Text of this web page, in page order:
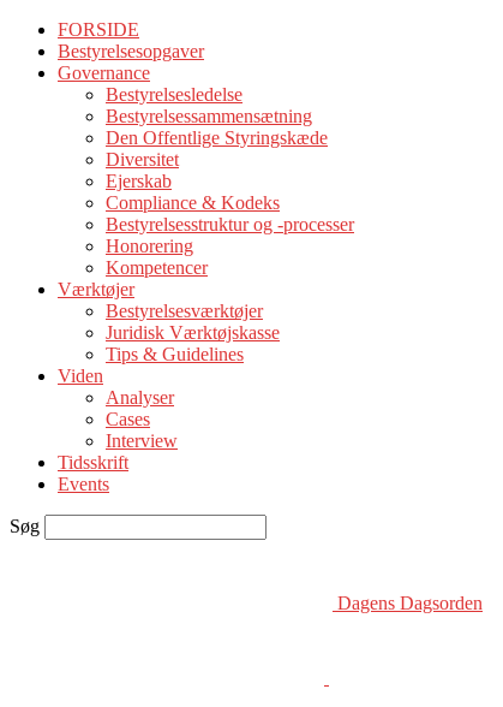
FORSIDE
Bestyrelsesopgaver
Governance
Bestyrelsesledelse
Bestyrelsessammensætning
Den Offentlige Styringskæde
Diversitet
Ejerskab
Compliance & Kodeks
Bestyrelsesstruktur og -processer
Honorering
Kompetencer
Værktøjer
Bestyrelsesværktøjer
Juridisk Værktøjskasse
Tips & Guidelines
Viden
Analyser
Cases
Interview
Tidsskrift
Events
Søg
Dagens Dagsorden